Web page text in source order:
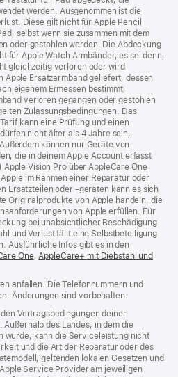
werden. Ausgenommen ist die
Diese gilt nicht für Apple Pencil
selbst wenn sie zusammen mit dem
oder gestohlen werden. Die Abdeckung
für Apple Watch Armbänder, es sei denn,
gleichzeitig verloren oder wird
Apple Ersatzarmband geliefert, dessen
eigenem Ermessen bestimmt,
verloren gegangen oder gestohlen
Zulassungsbedingungen. Das
kann eine Prüfung und einen
nicht älter als 4 Jahre sein,
können nur Geräte von
die in deinem Apple Account erfasst
Vision Pro über AppleCare One
im Rahmen einer Reparatur oder
Ersatzteilen oder ‑geräten kann es sich
Originalprodukte von Apple handeln, die
von Apple erfüllen. Für
bei unabsichtlicher Beschädigung
und Verlust fällt eine Selbstbeteiligung
Ausführliche Infos gibt es in den
One(Öffnet
Fenster)
, AppleCare+ mit Diebstahl und
anfallen. Die Telefonnummern und
Änderungen sind vorbehalten.
Vertragsbedingungen deiner
des Landes, in dem die
wurde, kann die Serviceleistung nicht
und die Art der Reparatur oder des
geltenden lokalen Gesetzen und
Service Provider am jeweiligen